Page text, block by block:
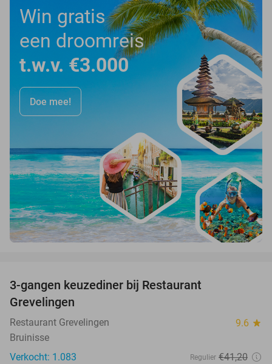
Win gratis
een droomreis
t.w.v. €3.000
Doe mee!
3-gangen keuzediner bij Restaurant
Grevelingen
Restaurant Grevelingen 9.6 star
Bruinisse
Verkocht: 1.083
Regulier €41,20